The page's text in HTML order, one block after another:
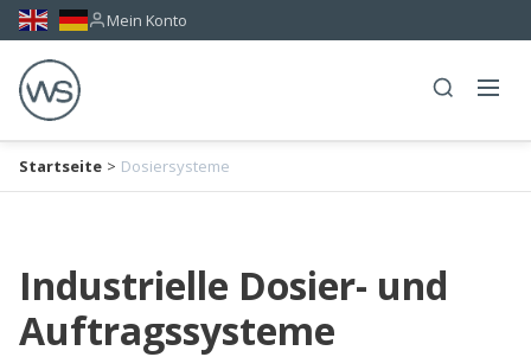
Mein Konto
Startseite > Dosiersysteme
Industrielle Dosier- und
Auftragssysteme